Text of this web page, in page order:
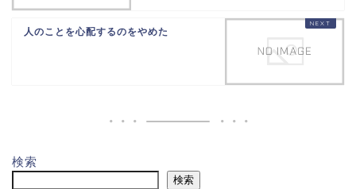
人のことを心配するのをやめた
検索
検索